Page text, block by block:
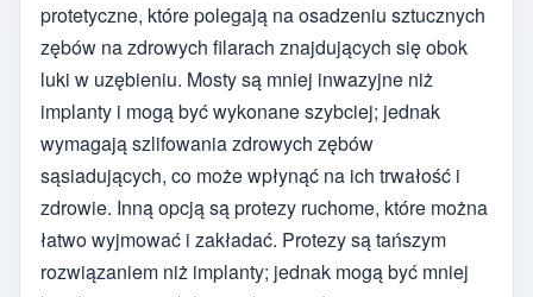
protetyczne, które polegają na osadzeniu sztucznych
zębów na zdrowych filarach znajdujących się obok
luki w uzębieniu. Mosty są mniej inwazyjne niż
implanty i mogą być wykonane szybciej; jednak
wymagają szlifowania zdrowych zębów
sąsiadujących, co może wpłynąć na ich trwałość i
zdrowie. Inną opcją są protezy ruchome, które można
łatwo wyjmować i zakładać. Protezy są tańszym
rozwiązaniem niż implanty; jednak mogą być mniej